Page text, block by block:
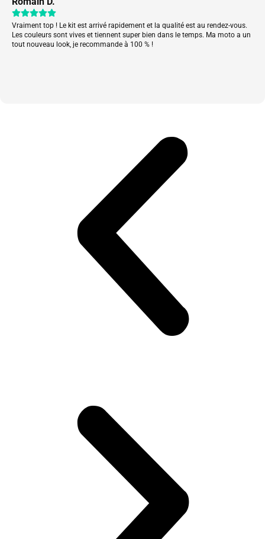
Vraiment top ! Le kit est arrivé rapidement et la qualité est au rendez-vous.
Les couleurs sont vives et tiennent super bien dans le temps. Ma moto a un
tout nouveau look, je recommande à 100 % !